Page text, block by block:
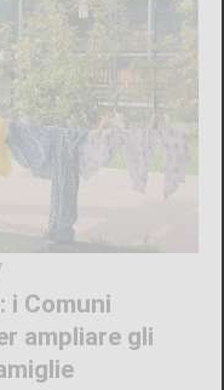
i Comuni
ampliare gli